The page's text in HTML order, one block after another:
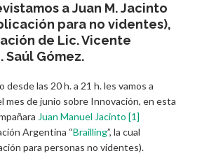
a Juan M. Jacinto
para no videntes),
de Lic. Vicente
Saúl Gómez.
desde las 20 h. a 21 h. les vamos a
mes de junio sobre Innovación, en esta
Juan Manuel Jacinto [1]
Argentina “Brailling”, la cual
para personas no videntes).